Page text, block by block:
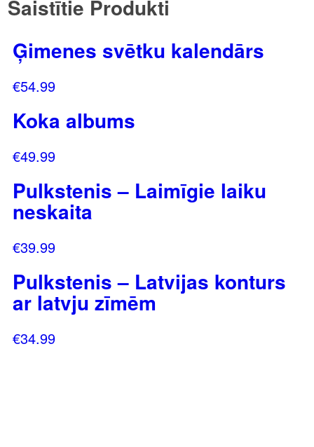
Saistītie Produkti
Ģimenes svētku kalendārs
€54.99
Koka albums
€49.99
Pulkstenis – Laimīgie laiku
neskaita
€39.99
Pulkstenis – Latvijas konturs
ar latvju zīmēm
€34.99